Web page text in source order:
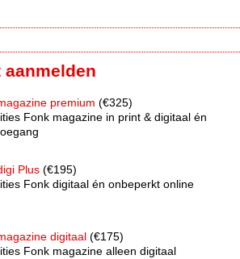
premium (€325)
Fonk magazine in print & digitaal én
Plus (€195)
Fonk digitaal én onbeperkt online
digitaal (€175)
Fonk magazine alleen digitaal